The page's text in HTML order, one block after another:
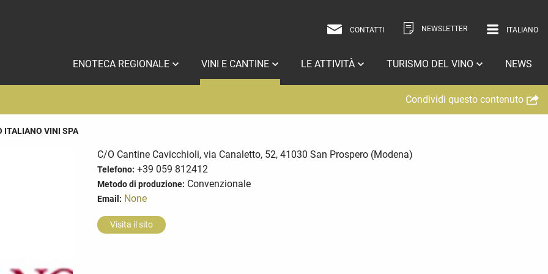
CONTATTI NEWSLETTER ITALIANO
INGLESE
ENOTECA REGIONALE VINI E CANTINE LE ATTIVITÀ TURISMO DEL VINO NEWS
Condividi questo contenuto
ITALIANO VINI SPA
C/O Cantine Cavicchioli, via Canaletto, 52, 41030 San Prospero (Modena)
Telefono: +39 059 812412
Metodo di produzione: Convenzionale
Email: None
Visita il sito